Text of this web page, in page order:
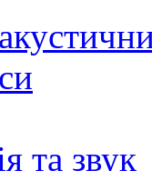
та звук